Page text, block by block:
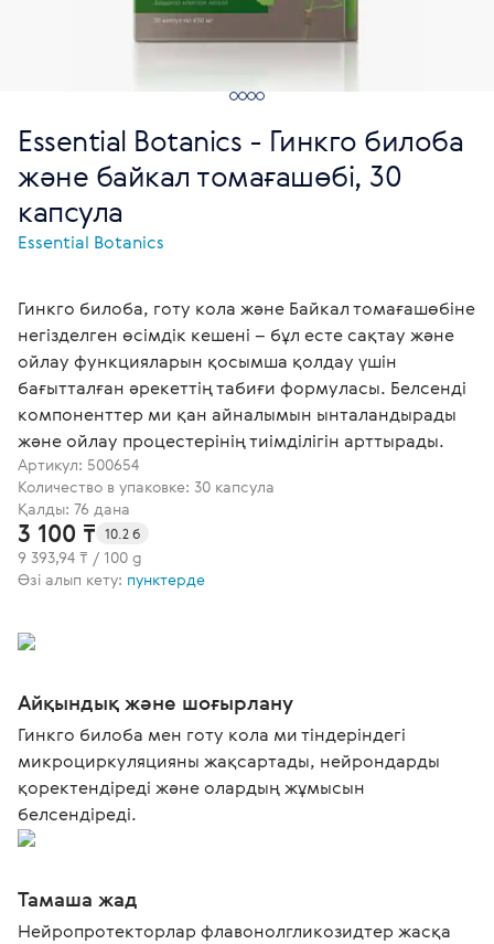
Essential Botanics - Гинкго билоба
және байкал томағашөбі, 30
капсула
Essential Botanics
Гинкго билоба, готу кола және Байкал томағашөбіне
негізделген өсімдік кешені – бұл есте сақтау және
ойлау функцияларын қосымша қолдау үшін
бағытталған әрекеттің табиғи формуласы. Белсенді
компоненттер ми қан айналымын ынталандырады
және ойлау процестерінің тиімділігін арттырады.
Артикул: 500654
Количество в упаковке: 30 капсула
Қалды: 76 дана
3 100 ₸ 10.2 б
9 393,94 ₸ / 100 g
Өзі алып кету: пунктерде
Айқындық және шоғырлану
Гинкго билоба мен готу кола ми тіндеріндегі
микроциркуляцияны жақсартады, нейрондарды
қоректендіреді және олардың жұмысын
белсендіреді.
Тамаша жад
Нейропротекторлар флавонолгликозидтер жасқа